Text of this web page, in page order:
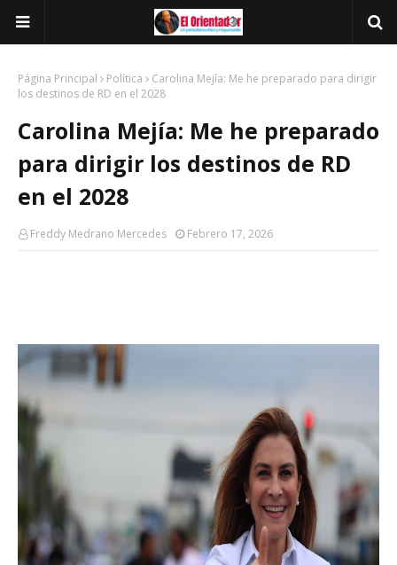
Página Principal Política
Carolina Mejía: Me he preparado para dirigir
los destinos de RD en el 2028
Carolina Mejía: Me he preparado
para dirigir los destinos de RD
en el 2028
Freddy Medrano Mercedes Febrero 17, 2026